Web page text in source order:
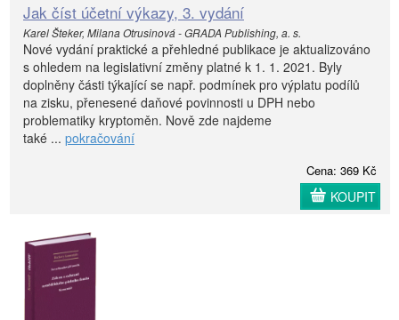
Jak číst účetní výkazy, 3. vydání
Karel Šteker, Milana Otrusinová - GRADA Publishing, a. s.
Nové vydání praktické a přehledné publikace je aktualizováno
s ohledem na legislativní změny platné k 1. 1. 2021. Byly
doplněny části týkající se např. podmínek pro výplatu podílů
na zisku, přenesené daňové povinnosti u DPH nebo
problematiky kryptoměn. Nově zde najdeme
také ... pokračování
Cena: 369 Kč
KOUPIT